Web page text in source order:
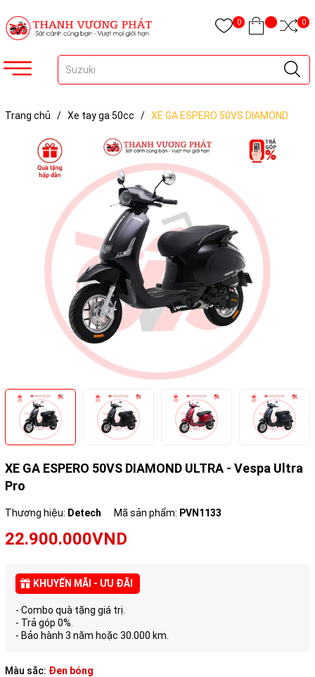
0 0
Trang chủ / Xe tay ga 50cc / XE GA ESPERO 50VS DIAMOND
XE GA ESPERO 50VS DIAMOND ULTRA - Vespa Ultra
Pro
Thương hiệu: Detech Mã sản phẩm: PVN1133
22.900.000VND
KHUYẾN MÃI - ƯU ĐÃI
- Combo quà tặng giá trị.
- Trả góp 0%.
- Bảo hành 3 năm hoặc 30.000 km.
Màu sắc: Đen bóng